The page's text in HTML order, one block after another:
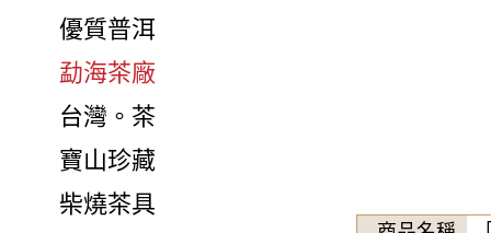
優質普洱
勐海茶廠
台灣。茶
寶山珍藏
柴燒茶具